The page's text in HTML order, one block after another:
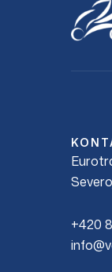
+420